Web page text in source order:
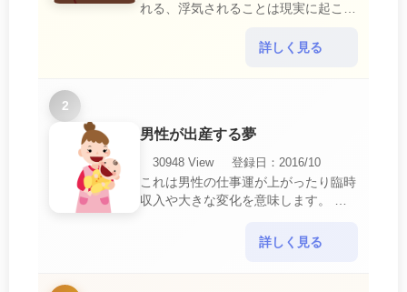
れる、浮気されることは現実に起こる
いにおいて、『寝取られている』夢
詳しく見る
2
男性が出産する夢
30948 View
登録日：2016/10
これは男性の仕事運が上がったり臨時
収入や大きな変化を意味します。 喜
ればあり得ない事が起きるのでビック
詳しく見る